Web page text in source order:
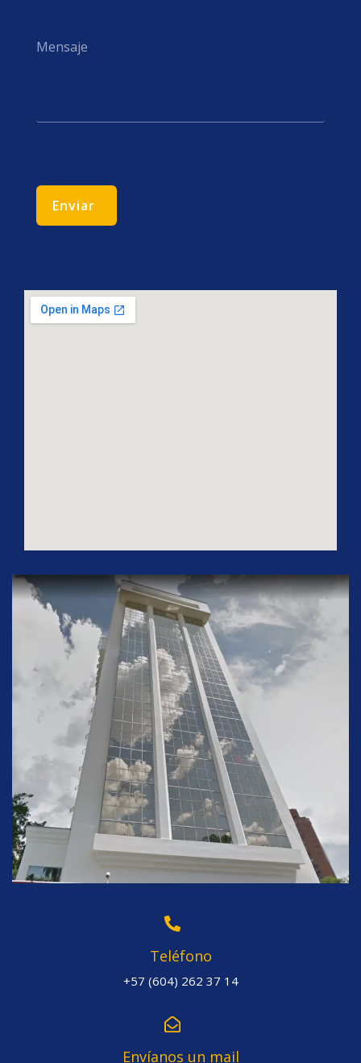
Teléfono
+57 (604) 262 37 14
Envíanos un mail